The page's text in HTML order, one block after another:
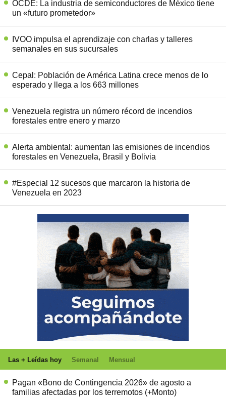
OCDE: La industria de semiconductores de México tiene
un «futuro prometedor»
IVOO impulsa el aprendizaje con charlas y talleres
semanales en sus sucursales
Cepal: Población de América Latina crece menos de lo
esperado y llega a los 663 millones
Venezuela registra un número récord de incendios
forestales entre enero y marzo
Alerta ambiental: aumentan las emisiones de incendios
forestales en Venezuela, Brasil y Bolivia
#Especial 12 sucesos que marcaron la historia de
Venezuela en 2023
Las + Leídas hoy Semanal Mensual
Pagan «Bono de Contingencia 2026» de agosto a
familias afectadas por los terremotos (+Monto)